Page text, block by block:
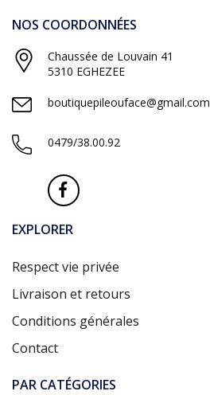
NOS COORDONNÉES
Chaussée de Louvain 41
5310 EGHEZEE
boutiquepileouface@gmail.com
0479/38.00.92
EXPLORER
Respect vie privée
Livraison et retours
Conditions générales
Contact
PAR CATÉGORIES